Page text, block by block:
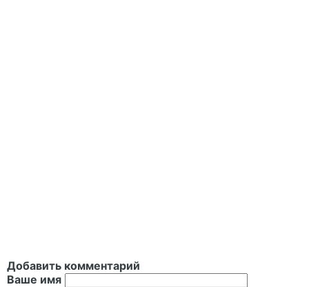
Добавить комментарий
Ваше имя